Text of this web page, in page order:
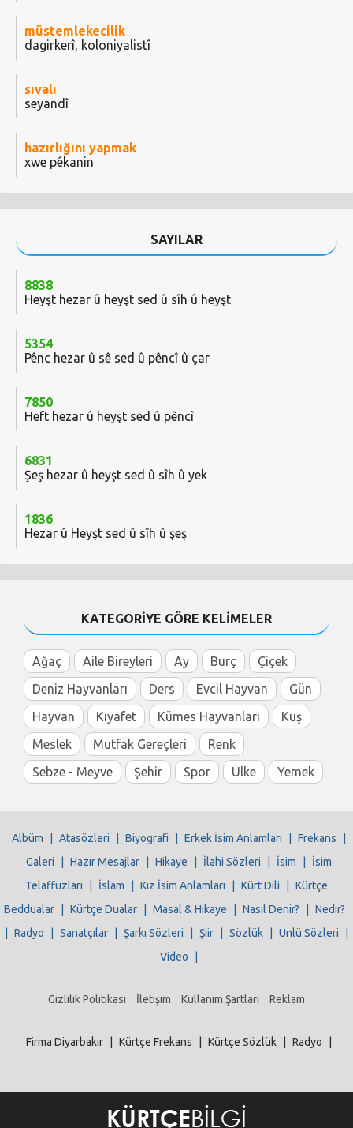
müstemlekecilik
dagirkerî, koloniyalistî
sıvalı
seyandî
hazırlığını yapmak
xwe pêkanin
SAYILAR
8838
Heyşt hezar û heyşt sed û sîh û heyşt
5354
Pênc hezar û sê sed û pêncî û çar
7850
Heft hezar û heyşt sed û pêncî
6831
Şeş hezar û heyşt sed û sîh û yek
1836
Hezar û Heyşt sed û sîh û şeş
KATEGORİYE GÖRE KELİMELER
Ağaç Aile Bireyleri Ay Burç
Çiçek
Deniz Hayvanları
Ders Evcil Hayvan
Gün
Hayvan
Kıyafet Kümes Hayvanları
Kuş
Meslek
Mutfak Gereçleri
Renk
Sebze - Meyve
Şehir Spor Ülke Yemek
Albüm Atasözleri Biyografi Erkek İsim Anlamları Frekans
Galeri
Hazır Mesajlar Hikaye İlahi Sözleri İsim
İsim
Telaffuzları
İslam Kız İsim Anlamları Kürt Dili
Kürtçe
Beddualar
Kürtçe Dualar Masal & Hikaye Nasıl Denir?
Nedir?
Radyo Sanatçılar Şarkı Sözleri Şiir Sözlük Ünlü Sözleri
Video
Gizlilik Politikası İletişim Kullanım Şartları Reklam
Firma Diyarbakır Kürtçe Frekans Kürtçe Sözlük Radyo